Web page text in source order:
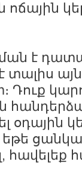
է
տալիս
Դուք
օդային
հավելեք